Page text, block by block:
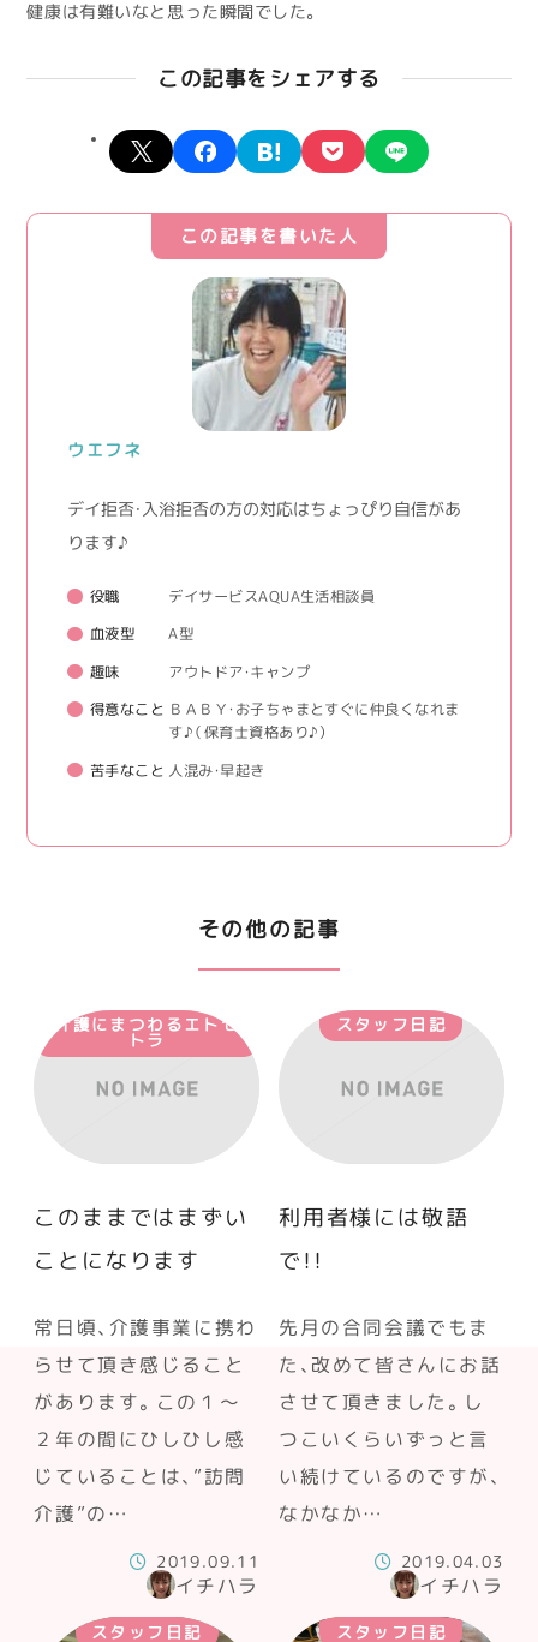
健康は有難いなと思った瞬間でした。
この記事をシェアする
X facebookhatena pocket
この記事を書いた人
ウエフネ
デイ拒否・入浴拒否の方の対応はちょっぴり自信があ
ります♪
役職 デイサービスAQUA生活相談員
血液型 A型
趣味 アウトドア・キャンプ
得意なこと
ＢＡＢＹ・お子ちゃまとすぐに仲良くなれま
す♪（保育士資格あり♪）
苦手なこと 人混み・早起き
その他の記事
介護にまつわるエトセ
トラ
このままではまずい
ことになります
常日頃、介護事業に携わ
らせて頂き感じること
があります。この１～
２年の間にひしひし感
じていることは、”訪問
介護”の…
2019.09.11
イチハラ
スタッフ日記
利用者様には敬語
で！！
先月の合同会議でもま
た、改めて皆さんにお話
させて頂きました。し
つこいくらいずっと言
い続けているのですが、
なかなか…
2019.04.03
イチハラ
スタッフ日記 スタッフ日記